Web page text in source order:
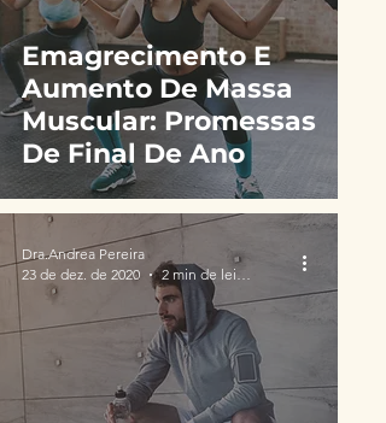
Emagrecimento E
Aumento De Massa
Muscular: Promessas
De Final De Ano
Dra.Andrea Pereira
23 de dez. de 2020
2 min de leitura